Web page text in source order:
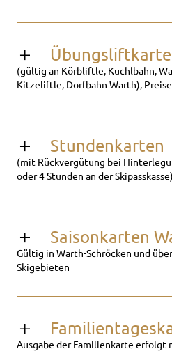
(gültig an Körbliftle, Kuchlbahn,
Kitzeliftle, Dorfbahn Warth),
Stundenkarten
(mit Rückvergütung bei
oder 4 Stunden an der
Saisonkarten
Gültig in Warth-Schröcken und
Skigebieten
Ausgabe der Familienkarte erfolgt